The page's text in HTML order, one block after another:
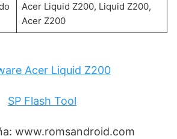
Acer Liquid Z200, Liquid Z200,
Acer Z200
Acer Liquid Z200
SP Flash Tool
www.romsandroid.com